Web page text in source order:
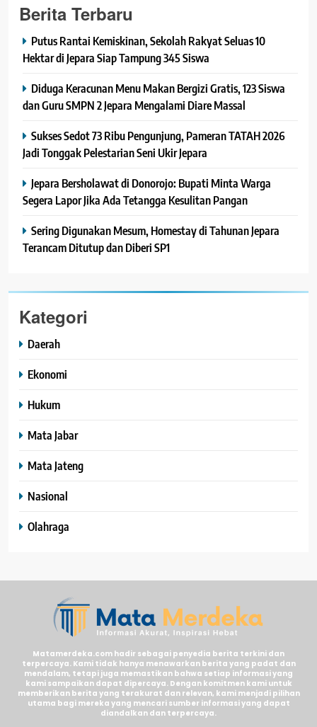
Berita Terbaru
Putus Rantai Kemiskinan, Sekolah Rakyat Seluas 10
Hektar di Jepara Siap Tampung 345 Siswa
Diduga Keracunan Menu Makan Bergizi Gratis, 123 Siswa
dan Guru SMPN 2 Jepara Mengalami Diare Massal
Sukses Sedot 73 Ribu Pengunjung, Pameran TATAH 2026
Jadi Tonggak Pelestarian Seni Ukir Jepara
Jepara Bersholawat di Donorojo: Bupati Minta Warga
Segera Lapor Jika Ada Tetangga Kesulitan Pangan
Sering Digunakan Mesum, Homestay di Tahunan Jepara
Terancam Ditutup dan Diberi SP1
Kategori
Daerah
Ekonomi
Hukum
Mata Jabar
Mata Jateng
Nasional
Olahraga
Matamerdeka.com hadir sebagai penyedia berita terkini dan
terpercaya. Kami tidak hanya menawarkan berita yang padat dan
mendalam, tetapi juga memastikan bahwa setiap informasi yang
kami sampaikan dapat dipercaya. Dengan komitmen kami untuk
memberikan berita yang terakurat dan relevan, kami menjadi pilihan
utama bagi mereka yang mencari sumber informasi yang dapat
diandalkan dan terpercaya.